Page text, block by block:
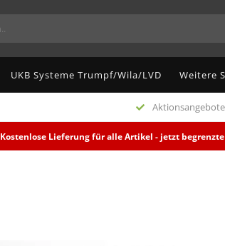
UKB Systeme Trumpf/Wila/LVD Weitere
Aktionsangebote
Kostenlose Lieferung für alle Artikel - jetzt